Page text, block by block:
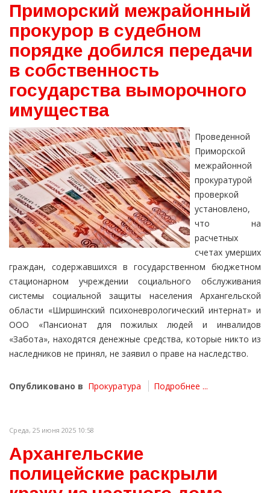
Приморский межрайонный
прокурор в судебном
порядке добился передачи
в собственность
государства выморочного
имущества
Проведенной
Приморской
межрайонной
прокуратурой
проверкой
установлено,
что на
расчетных
счетах умерших
граждан, содержавшихся в государственном бюджетном
стационарном учреждении социального обслуживания
системы социальной защиты населения Архангельской
области «Ширшинский психоневрологический интернат» и
ООО «Пансионат для пожилых людей и инвалидов
«Забота», находятся денежные средства, которые никто из
наследников не принял, не заявил о праве на наследство.
Опубликовано в Прокуратура Подробнее ...
Среда, 25 июня 2025 10:58
Архангельские
полицейские раскрыли